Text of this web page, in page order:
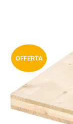
OFFERTA